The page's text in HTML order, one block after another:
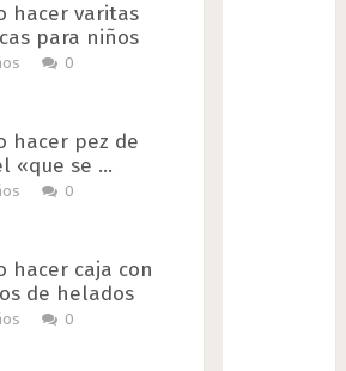
hacer varitas
para niños
0
hacer pez de
«que se …
0
hacer caja con
de helados
0